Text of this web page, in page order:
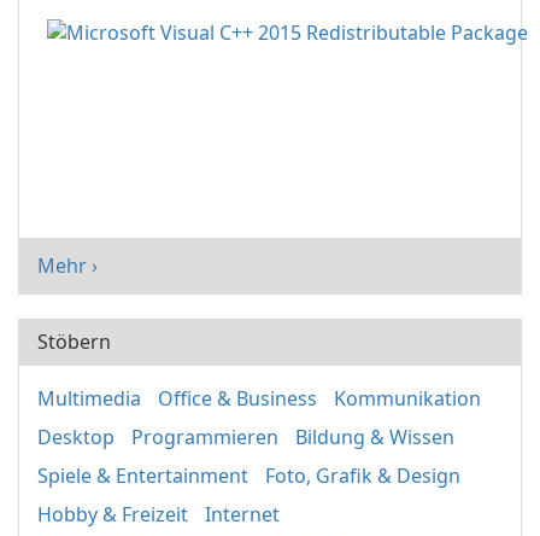
Mehr ›
Stöbern
Multimedia Office & Business
Kommunikation
Desktop
Programmieren
Bildung & Wissen
Spiele & Entertainment
Foto, Grafik & Design
Hobby & Freizeit
Internet